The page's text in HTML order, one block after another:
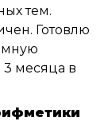
тем.
Готовлю
месяца в